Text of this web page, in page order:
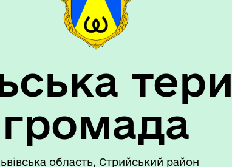
громада
область, Стрийський район